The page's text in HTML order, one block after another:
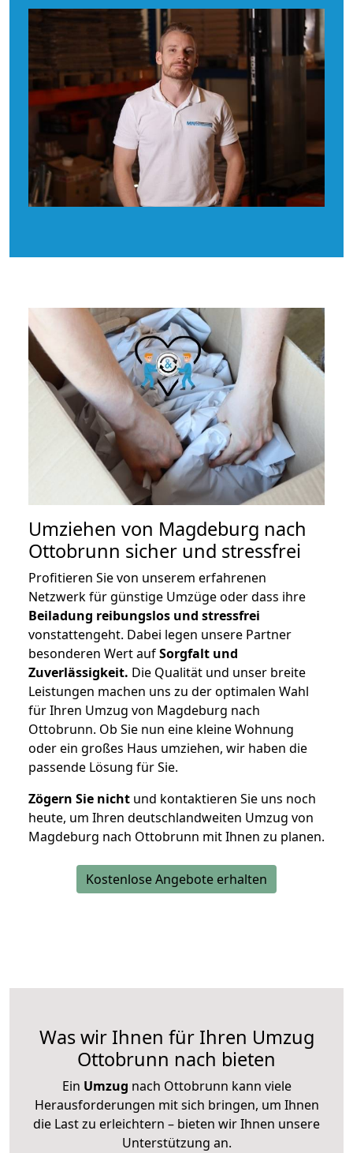
Umziehen von Magdeburg nach
Ottobrunn sicher und stressfrei
Profitieren Sie von unserem erfahrenen
Netzwerk für günstige Umzüge oder dass ihre
Beiladung reibungslos und stressfrei
vonstattengeht. Dabei legen unsere Partner
besonderen Wert aufSorgfalt und
Zuverlässigkeit. Die Qualität und unser breite
Leistungen machen uns zu der optimalen Wahl
für Ihren Umzug von Magdeburg nach
Ottobrunn. Ob Sie nun eine kleine Wohnung
oder ein großes Haus umziehen, wir haben die
passende Lösung für Sie.
Zögern Sie nicht und kontaktieren Sie uns noch
heute, um Ihren deutschlandweiten Umzug von
Magdeburg nach Ottobrunn mit Ihnen zu planen.
Kostenlose Angebote erhalten
Was wir Ihnen für Ihren Umzug
Ottobrunn nach bieten
Ein Umzug nach Ottobrunn kann viele
Herausforderungen mit sich bringen, um Ihnen
die Last zu erleichtern – bieten wir Ihnen unsere
Unterstützung an.